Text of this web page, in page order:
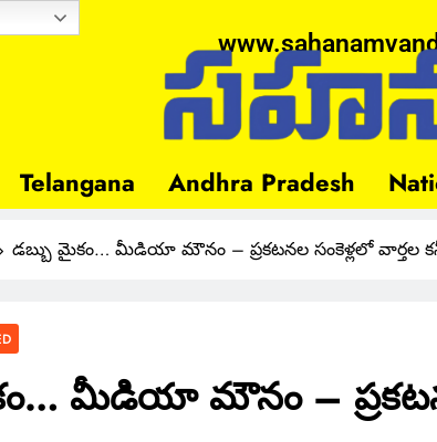
Telangana Andhra Pradesh
డబ్బు మైకం… మీడియా మౌనం – ప్రకటనల సంకెళ్లలో వార్తల
మీడియా మౌనం –